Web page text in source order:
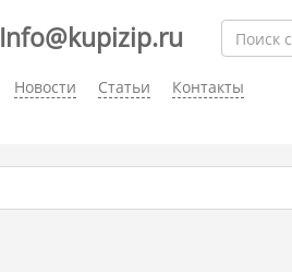
Новости Статьи Контакты
Info@kupizip.ru